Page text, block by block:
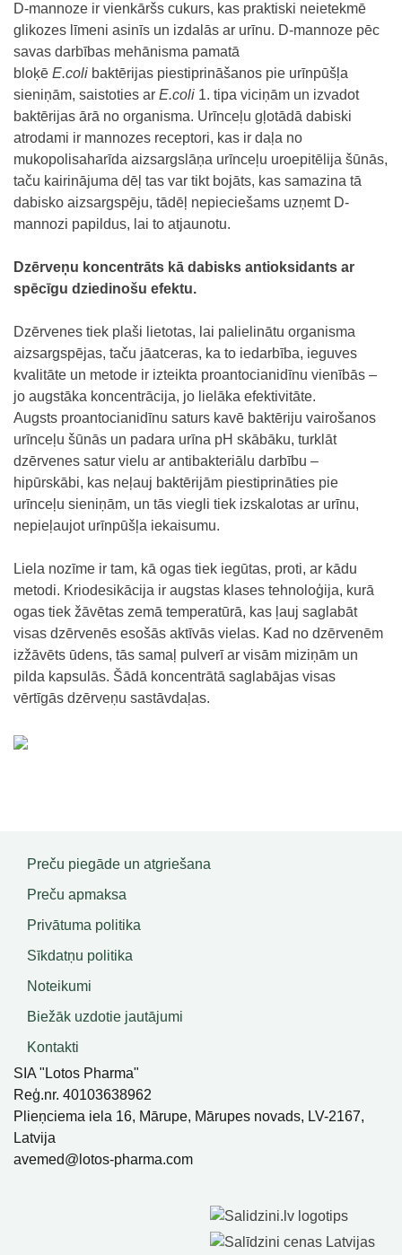
D-mannoze ir vienkāršs cukurs, kas praktiski neietekmē
glikozes līmeni asinīs un izdalās ar urīnu. D-mannoze pēc
savas darbības mehānisma pamatā
bloķē E.coli baktērijas piestiprināšanos pie urīnpūšļa
sieniņām, saistoties ar E.coli 1. tipa viciņām un izvadot
baktērijas ārā no organisma. Urīnceļu gļotādā dabiski
atrodami ir mannozes receptori, kas ir daļa no
mukopolisaharīda aizsargslāņa urīnceļu uroepitēlija šūnās,
taču kairinājuma dēļ tas var tikt bojāts, kas samazina tā
dabisko aizsargspēju, tādēļ nepieciešams uzņemt D-
mannozi papildus, lai to atjaunotu.
Dzērveņu koncentrāts kā dabisks antioksidants ar
spēcīgu dziedinošu efektu.
Dzērvenes tiek plaši lietotas, lai palielinātu organisma
aizsargspējas, taču jāatceras, ka to iedarbība, ieguves
kvalitāte un metode ir izteikta proantocianidīnu vienībās –
jo augstāka koncentrācija, jo lielāka efektivitāte.
Augsts proantocianidīnu saturs kavē baktēriju vairošanos
urīnceļu šūnās un padara urīna pH skābāku, turklāt
dzērvenes satur vielu ar antibakteriālu darbību –
hipūrskābi, kas neļauj baktērijām piestiprināties pie
urīnceļu sieniņām, un tās viegli tiek izskalotas ar urīnu,
nepieļaujot urīnpūšļa iekaisumu.
Liela nozīme ir tam, kā ogas tiek iegūtas, proti, ar kādu
metodi. Kriodesikācija ir augstas klases tehnoloģija, kurā
ogas tiek žāvētas zemā temperatūrā, kas ļauj saglabāt
visas dzērvenēs esošās aktīvās vielas. Kad no dzērvenēm
izžāvēts ūdens, tās samaļ pulverī ar visām miziņām un
pilda kapsulās. Šādā koncentrātā saglabājas visas
vērtīgās dzērveņu sastāvdaļas.
Preču piegāde un atgriešana
Preču apmaksa
Privātuma politika
Sīkdatņu politika
Noteikumi
Biežāk uzdotie jautājumi
Kontakti
SIA "Lotos Pharma"
Reģ.nr. 40103638962
Plieņciema iela 16, Mārupe, Mārupes novads, LV-2167,
Latvija
avemed@lotos-pharma.com